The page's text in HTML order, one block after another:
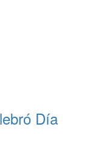
Día